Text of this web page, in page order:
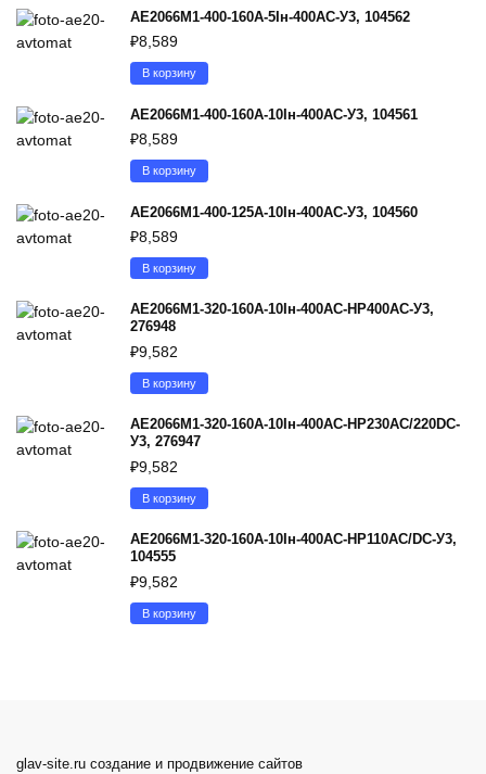
АЕ2066М1-400-160А-5Iн-400AC-У3, 104562
₽8,589
В корзину
АЕ2066М1-400-160А-10Iн-400AC-У3, 104561
₽8,589
В корзину
АЕ2066М1-400-125А-10Iн-400AC-У3, 104560
₽8,589
В корзину
АЕ2066М1-320-160А-10Iн-400AC-НР400AC-У3,
276948
₽9,582
В корзину
АЕ2066М1-320-160А-10Iн-400AC-НР230AC/220DC-
У3, 276947
₽9,582
В корзину
АЕ2066М1-320-160А-10Iн-400AC-НР110AC/DC-У3,
104555
₽9,582
В корзину
glav-site.ru создание и продвижение сайтов